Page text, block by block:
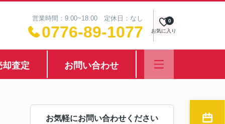
営業時間：9:00~18:00 定休日：なし
0776-89-1077 お気に入り
0
却査定 お問い合わせ
お気軽にお問い合わせください